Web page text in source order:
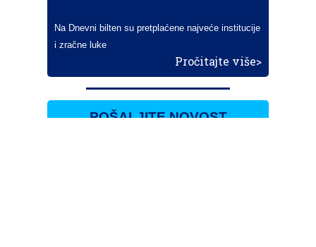
Na Dnevni bilten su pretplaćene najveće institucije
i zračne luke
Pročitajte više>
POŠALJITE NOVOST